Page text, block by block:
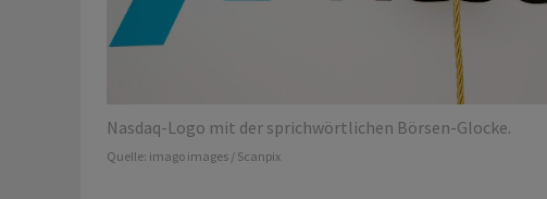
Nasdaq-Logo mit der sprichwörtlichen Börsen-Glocke.
Quelle: imago images / Scanpix